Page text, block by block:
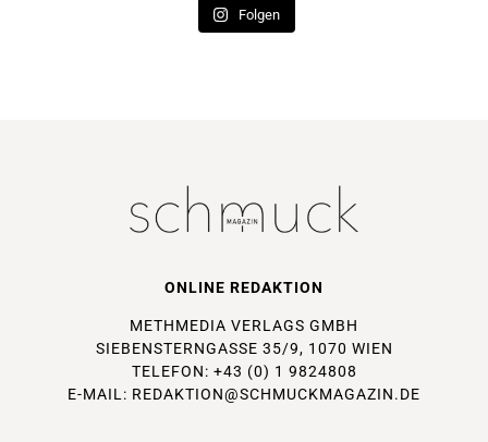
Folgen
ONLINE REDAKTION
METHMEDIA VERLAGS GMBH
SIEBENSTERNGASSE 35/9, 1070 WIEN
TELEFON: +43 (0) 1 9824808
E-MAIL: REDAKTION@SCHMUCKMAGAZIN.DE